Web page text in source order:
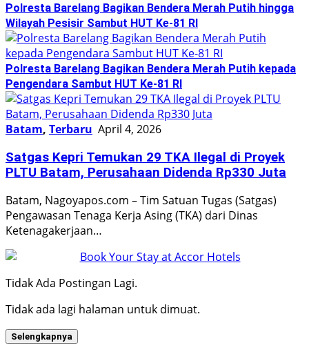
Polresta Barelang Bagikan Bendera Merah Putih hingga
Wilayah Pesisir Sambut HUT Ke-81 RI
Polresta Barelang Bagikan Bendera Merah Putih kepada
Pengendara Sambut HUT Ke-81 RI
Batam, Terbaru April 4, 2026
Satgas Kepri Temukan 29 TKA Ilegal di Proyek
PLTU Batam, Perusahaan Didenda Rp330 Juta
Batam, Nagoyapos.com – Tim Satuan Tugas (Satgas)
Pengawasan Tenaga Kerja Asing (TKA) dari Dinas
Ketenagakerjaan…
Tidak Ada Postingan Lagi.
Tidak ada lagi halaman untuk dimuat.
Selengkapnya